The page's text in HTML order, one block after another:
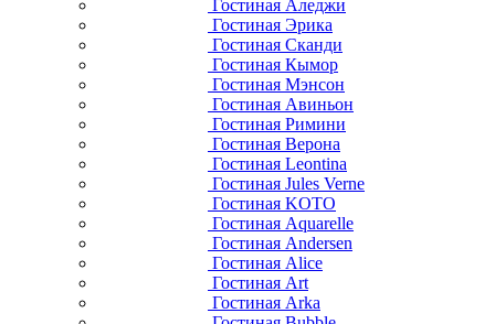
Гостиная Аледжи
Гостиная Эрика
Гостиная Сканди
Гостиная Кымор
Гостиная Мэнсон
Гостиная Авиньон
Гостиная Римини
Гостиная Верона
Гостиная Leontina
Гостиная Jules Verne
Гостиная KOTO
Гостиная Aquarelle
Гостиная Andersen
Гостиная Alice
Гостиная Art
Гостиная Arka